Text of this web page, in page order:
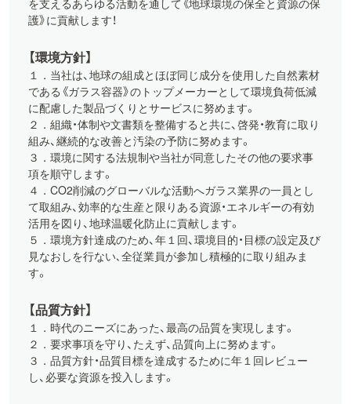
護》に貢献します！
【環境方針】
１．当社は、地球の組成とほぼ同じ成分を使用した自然素材
である《ガラス容器》のトップメーカーとして環境負荷低減
に配慮した製品づくりとサービスに努めます。
２．組織・体制や文書類を整備すると共に、啓発・教育に取り
組み、継続的な改善と汚染の予防に努めます。
３．環境に関する法規制や当社が同意したその他の要求事
項を順守します。
４．CO2削減のグローバルな活動へガラス業界の一員とし
て取組み、効率的な生産と限りある資源・エネルギーの有効
活用を図り、地球温暖化防止に貢献します。
５．環境方針達成のため、年１回、環境目的・目標の設定及び
見なおしを行ない､全従業員が参加し積極的に取り組みま
す。
【品質方針】
１．時代のニーズにあった、最高の品質を実現します。
２．要求事項を守り、たえず、品質向上に努めます。
３．品質方針・品質目標を達成するために年１回レビュー
し、必要な資源を投入します。